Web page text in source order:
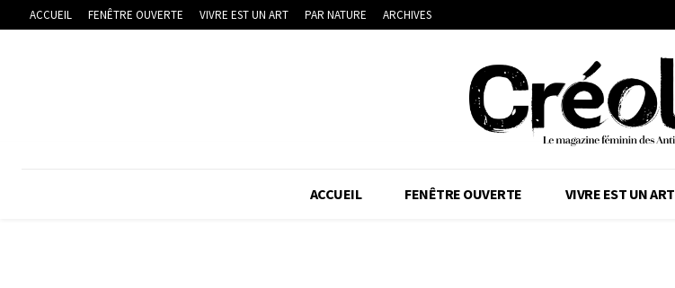
ACCUEIL FENÊTRE OUVERTE VIVRE EST UN ART PAR NATURE ARCHIVES
ACCUEIL FENÊTRE OUVERTE VIVRE EST UN ART